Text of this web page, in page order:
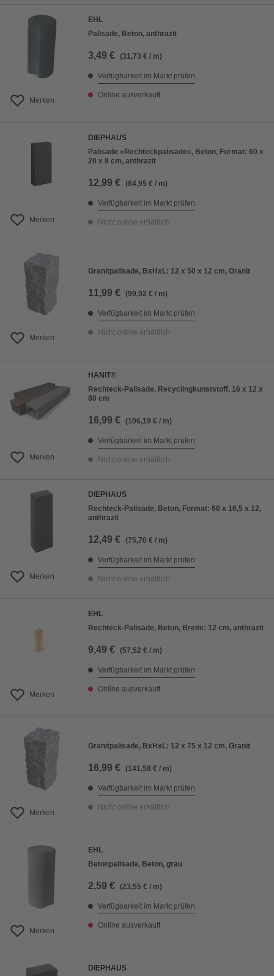
Merken
EHL
Palisade, Beton, anthrazit
3,49 € (31,73 € / m)
Verfügbarkeit im Markt prüfen
Online ausverkauft
Merken
DIEPHAUS
Palisade »Rechteckpalisade«, Beton, Format: 60 x
20 x 8 cm, anthrazit
12,99 € (64,95 € / m)
Verfügbarkeit im Markt prüfen
Nicht online erhältlich
Merken
Granitpalisade, BxHxL: 12 x 50 x 12 cm, Granit
11,99 € (99,92 € / m)
Verfügbarkeit im Markt prüfen
Nicht online erhältlich
Merken
HANIT®
Rechteck-Palisade, Recyclingkunststoff, 16 x 12 x
80 cm
16,99 € (106,19 € / m)
Verfügbarkeit im Markt prüfen
Nicht online erhältlich
Merken
DIEPHAUS
Rechteck-Palisade, Beton, Format: 60 x 16,5 x 12,
anthrazit
12,49 € (75,70 € / m)
Verfügbarkeit im Markt prüfen
Nicht online erhältlich
Merken
EHL
Rechteck-Palisade, Beton, Breite: 12 cm, anthrazit
9,49 € (57,52 € / m)
Verfügbarkeit im Markt prüfen
Online ausverkauft
Merken
Granitpalisade, BxHxL: 12 x 75 x 12 cm, Granit
16,99 € (141,58 € / m)
Verfügbarkeit im Markt prüfen
Nicht online erhältlich
Merken
EHL
Betonpalisade, Beton, grau
2,59 € (23,55 € / m)
Verfügbarkeit im Markt prüfen
Online ausverkauft
DIEPHAUS